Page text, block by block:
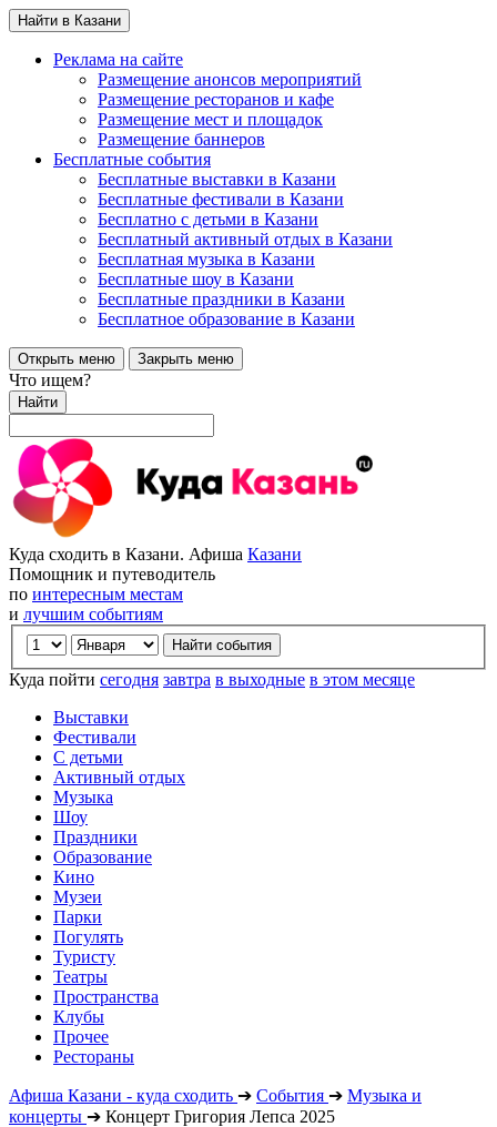
Найти в Казани
Реклама на сайте
Размещение анонсов мероприятий
Размещение ресторанов и кафе
Размещение мест и площадок
Размещение баннеров
Бесплатные события
Бесплатные выставки в Казани
Бесплатные фестивали в Казани
Бесплатно с детьми в Казани
Бесплатный активный отдых в Казани
Бесплатная музыка в Казани
Бесплатные шоу в Казани
Бесплатные праздники в Казани
Бесплатное образование в Казани
Открыть меню Закрыть меню
Что ищем?
Найти
Куда сходить в Казани. Афиша Казани
Помощник и путеводитель
по интересным местам
и лучшим событиям
Куда пойти сегодня завтра в выходные в этом месяце
Выставки
Фестивали
С детьми
Активный отдых
Музыка
Шоу
Праздники
Образование
Кино
Музеи
Парки
Погулять
Туристу
Театры
Пространства
Клубы
Прочее
Рестораны
Афиша Казани - куда сходить ➔ События ➔ Музыка и
концерты ➔ Концерт Григория Лепса 2025